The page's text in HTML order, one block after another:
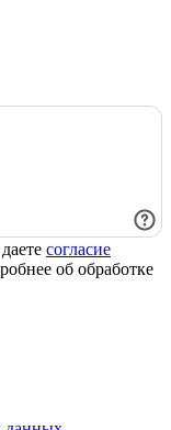
согласие
об обработке